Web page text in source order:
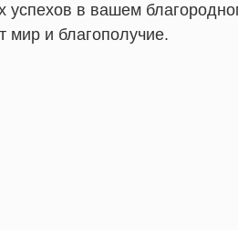
в вашем
мир и благополучие.